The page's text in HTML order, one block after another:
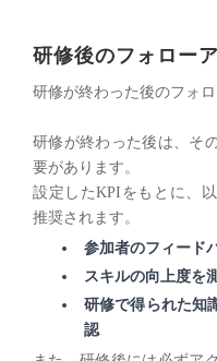
研修後のフォロー
研修が終わった後のフォ
研修が終わった後は、そ
要があります。
設定したKPIをもとに、
推奨されます。
参加者のフィード
スキルの向上度を
研修で得られた知
認